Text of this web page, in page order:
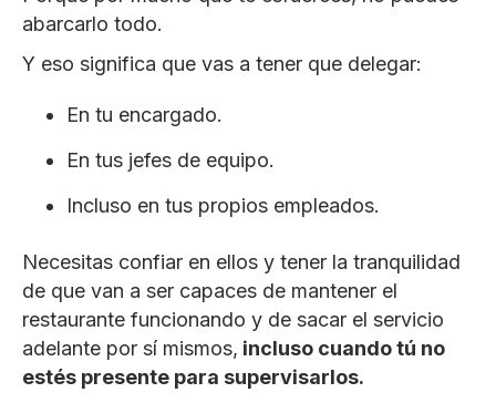
abarcarlo todo.
Y eso significa que vas a tener que delegar:
En tu encargado.
En tus jefes de equipo.
Incluso en tus propios empleados.
Necesitas confiar en ellos y tener la tranquilidad
de que van a ser capaces de mantener el
restaurante funcionando y de sacar el servicio
adelante por sí mismos, incluso cuando tú no
estés presente para supervisarlos.